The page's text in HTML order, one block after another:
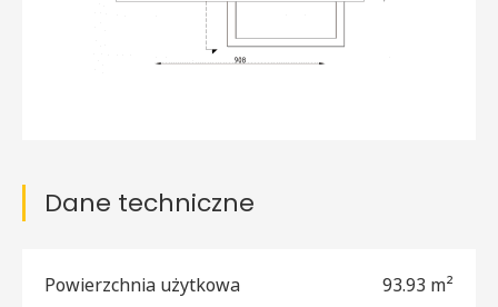
Dane techniczne
Powierzchnia użytkowa 93.93 m²